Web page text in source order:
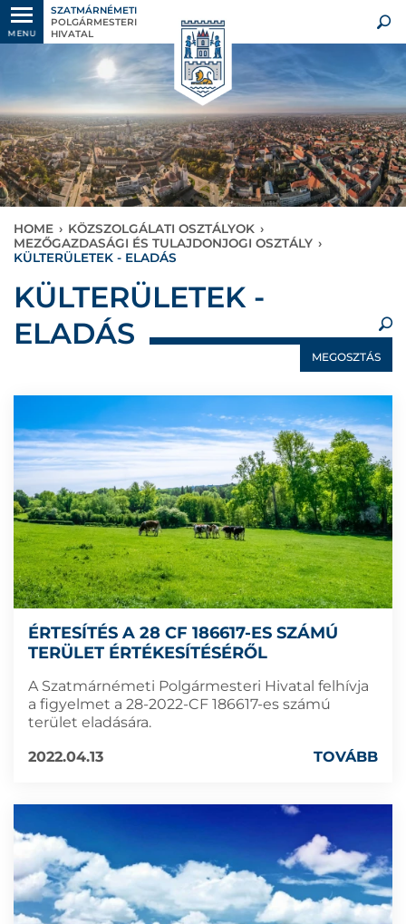
MENU
SZATMÁRNÉMETI
POLGÁRMESTERI
HIVATAL
HOME › KÖZSZOLGÁLATI OSZTÁLYOK ›
MEZŐGAZDASÁGI ÉS TULAJDONJOGI OSZTÁLY ›
KÜLTERÜLETEK - ELADÁS
KÜLTERÜLETEK -
ELADÁS
MEGOSZTÁS
ÉRTESÍTÉS A 28 CF 186617-ES SZÁMÚ
TERÜLET ÉRTÉKESÍTÉSÉRŐL
A Szatmárnémeti Polgármesteri Hivatal felhívja
a figyelmet a 28-2022-CF 186617-es számú
terület eladására.
2022.04.13
TOVÁBB